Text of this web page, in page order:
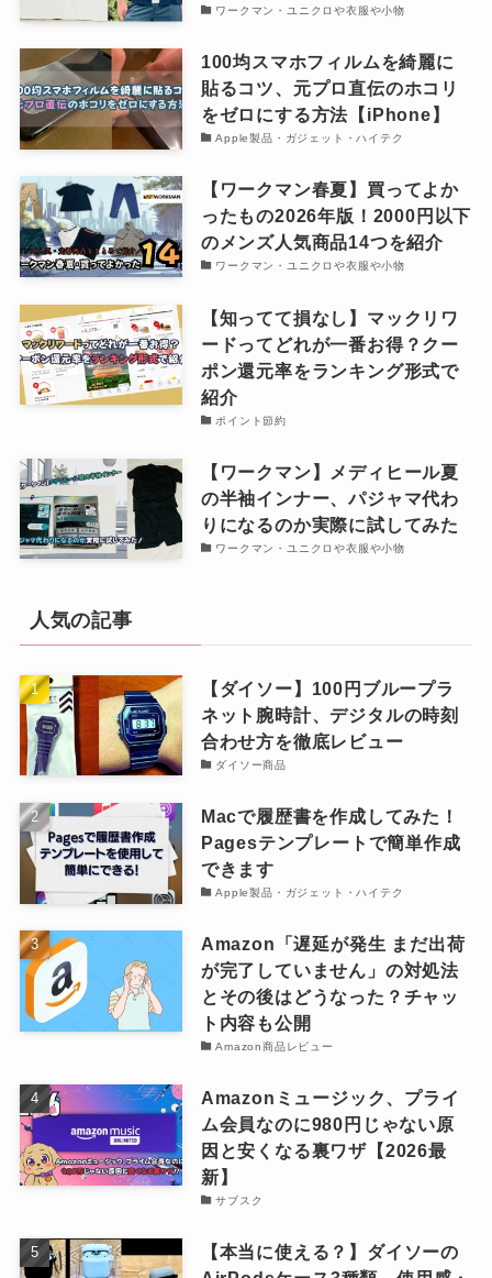
ワークマン・ユニクロや衣服や小物
100均スマホフィルムを綺麗に
貼るコツ、元プロ直伝のホコリ
をゼロにする方法【iPhone】
Apple製品・ガジェット・ハイテク
【ワークマン春夏】買ってよか
ったもの2026年版！2000円以下
のメンズ人気商品14つを紹介
ワークマン・ユニクロや衣服や小物
【知ってて損なし】マックリワ
ードってどれが一番お得？クー
ポン還元率をランキング形式で
紹介
ポイント節約
【ワークマン】メディヒール夏
の半袖インナー、パジャマ代わ
りになるのか実際に試してみた
ワークマン・ユニクロや衣服や小物
人気の記事
【ダイソー】100円ブループラ
ネット腕時計、デジタルの時刻
合わせ方を徹底レビュー
ダイソー商品
Macで履歴書を作成してみた！
Pagesテンプレートで簡単作成
できます
Apple製品・ガジェット・ハイテク
Amazon「遅延が発生 まだ出荷
が完了していません」の対処法
とその後はどうなった？チャッ
ト内容も公開
Amazon商品レビュー
Amazonミュージック、プライ
ム会員なのに980円じゃない原
因と安くなる裏ワザ【2026最
新】
サブスク
【本当に使える？】ダイソーの